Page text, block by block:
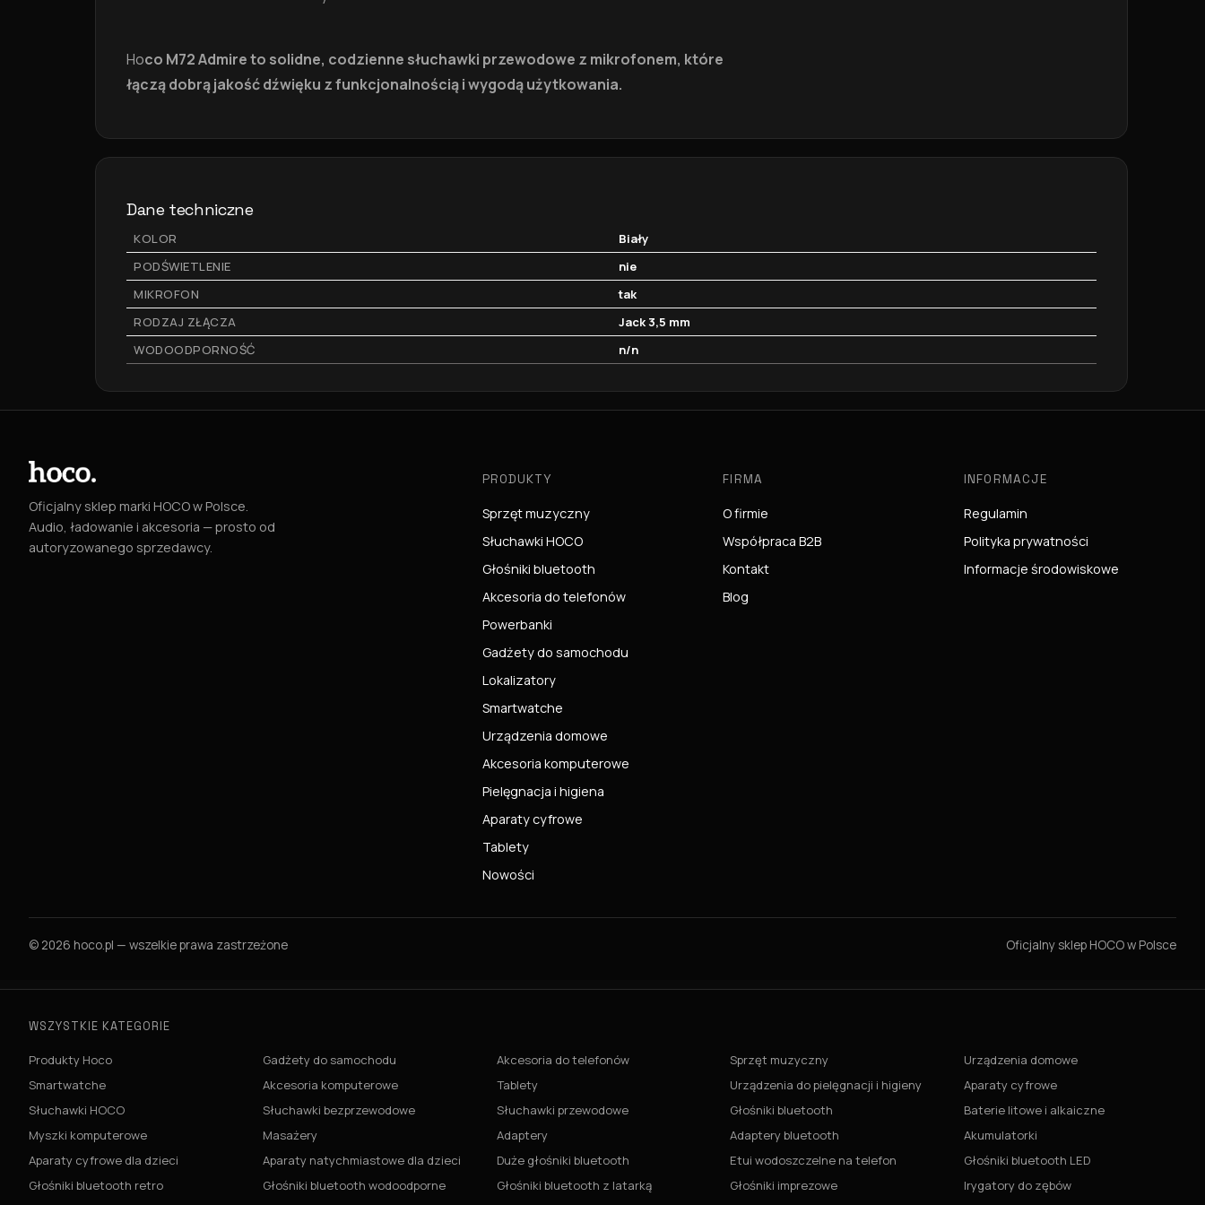
Hoco M72 Admire to solidne, codzienne słuchawki przewodowe z mikrofonem, które
łączą dobrą jakość dźwięku z funkcjonalnością i wygodą użytkowania.
Dane techniczne
KOLOR
Biały
PODŚWIETLENIE
nie
MIKROFON
tak
RODZAJ ZŁĄCZA
Jack 3,5 mm
WODOODPORNOŚĆ
n/n
Oficjalny sklep marki HOCO w Polsce.
Audio, ładowanie i akcesoria — prosto od
autoryzowanego sprzedawcy.
PRODUKTY
Sprzęt muzyczny
Słuchawki HOCO
Głośniki bluetooth
Akcesoria do telefonów
Powerbanki
Gadżety do samochodu
Lokalizatory
Smartwatche
Urządzenia domowe
Akcesoria komputerowe
Pielęgnacja i higiena
Aparaty cyfrowe
Tablety
Nowości
FIRMA
O firmie
Współpraca B2B
Kontakt
Blog
INFORMACJE
Regulamin
Polityka prywatności
Informacje środowiskowe
© 2026 hoco.pl — wszelkie prawa zastrzeżone Oficjalny sklep HOCO w Polsce
WSZYSTKIE KATEGORIE
Produkty Hoco Gadżety do samochodu Akcesoria do telefonów Sprzęt muzyczny
Urządzenia domowe
Smartwatche
Akcesoria komputerowe Tablety Urządzenia do pielęgnacji i higieny
Aparaty cyfrowe
Słuchawki HOCO
Słuchawki bezprzewodowe Słuchawki przewodowe Głośniki bluetooth
Baterie litowe i alkaiczne
Myszki komputerowe
Masażery Adaptery Adaptery bluetooth
Akumulatorki
Aparaty cyfrowe dla dzieci
Aparaty natychmiastowe dla dzieci Duże głośniki bluetooth Etui wodoszczelne na telefon
Głośniki bluetooth LED
Głośniki bluetooth retro
Głośniki bluetooth wodoodporne Głośniki bluetooth z latarką Głośniki imprezowe
Irygatory do zębów